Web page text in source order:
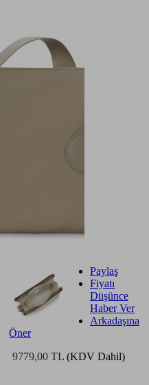
Paylaş
Fiyatı
Düşünce
Haber Ver
Arkadaşına
Öner
9779,00 TL (KDV Dahil)